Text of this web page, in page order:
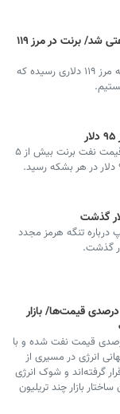
افزایش قیمت نفت ساعتی شد/ برنت در مرز ۱۱۹
درحالی قیمت هر بشکه نفت برنت به مرز ۱۱۹ دلاری رسیده که
در پی تشدید تنش‌ها در تنگه هرمز قیمت نفت برنت بیش از ۵
تنگه هرمز مجدد
جنگ ایران و جهش ۵۰ درصدی قیمت‌ها/ بازار
ایران موجب جهش ۵۰ درصدی قیمت نفت شده و با
انرژی در مسیری از
گرفته‌اند و شوک انرژی
بازار چند تریلیون